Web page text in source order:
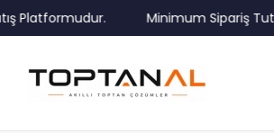
Platformudur. Minimum Sipariş